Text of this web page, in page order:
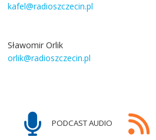
kafel@radioszczecin.pl
Sławomir Orlik
orlik@radioszczecin.pl
PODCAST AUDIO